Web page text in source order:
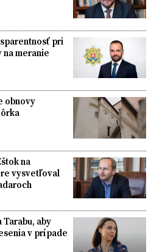
pri
meranie
obnovy
na
vysvetľoval
aby
v prípade